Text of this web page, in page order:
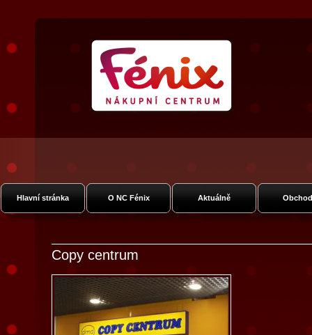
Nákupní Centrum Fénix
Vysočanská
Hlavní stránka O NC Fénix Aktuálně
Copy centrum